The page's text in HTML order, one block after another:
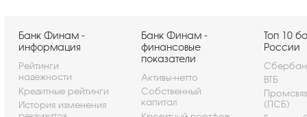
Банк Финам -
информация
Рейтинги
надежности
Кредитные рейтинги
История изменения
Банк Финам -
финансовые
показатели
Активы-нетто
Собственный
капитал
Топ 10
России
ВТБ
(ПСБ)